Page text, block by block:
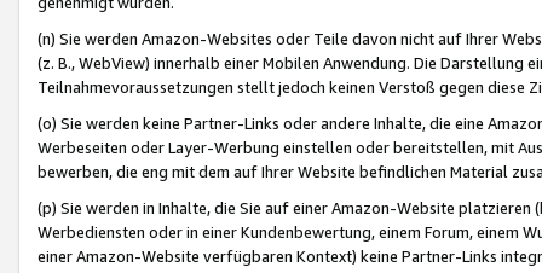
(n) Sie werden Amazon-Websites oder Teile davon nicht auf Ihrer
(z. B., WebView) innerhalb einer Mobilen Anwendung. Die Darstellung
Teilnahmevoraussetzungen stellt jedoch keinen Verstoß gegen diese
(o) Sie werden keine Partner-Links oder andere Inhalte, die eine
Werbeseiten oder Layer-Werbung einstellen oder bereitstellen, mit
bewerben, die eng mit dem auf Ihrer Website befindlichen Material
(p) Sie werden in Inhalte, die Sie auf einer Amazon-Website
Werbediensten oder in einer Kundenbewertung, einem Forum, einem
einer Amazon-Website verfügbaren Kontext) keine Partner-Links